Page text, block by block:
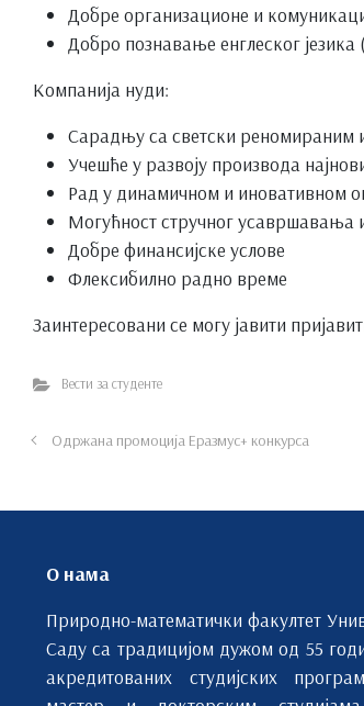
Добре организационе и
Добро познавање енглеског језика
Компанија нуди:
Сарадњу са светски реномираним
Учешће у развоју производа
Рад у динамичном и иновативном
Могућност стручног
Добре финансијске услове
Флексибилно радно време
Заинтересовани се могу јавити
Вести за студенте
Одржана промоција Еразмус+ конкурса
О нама
Природно-математички факултет
Саду са традицијом дужом од 55
акредитованих студијских